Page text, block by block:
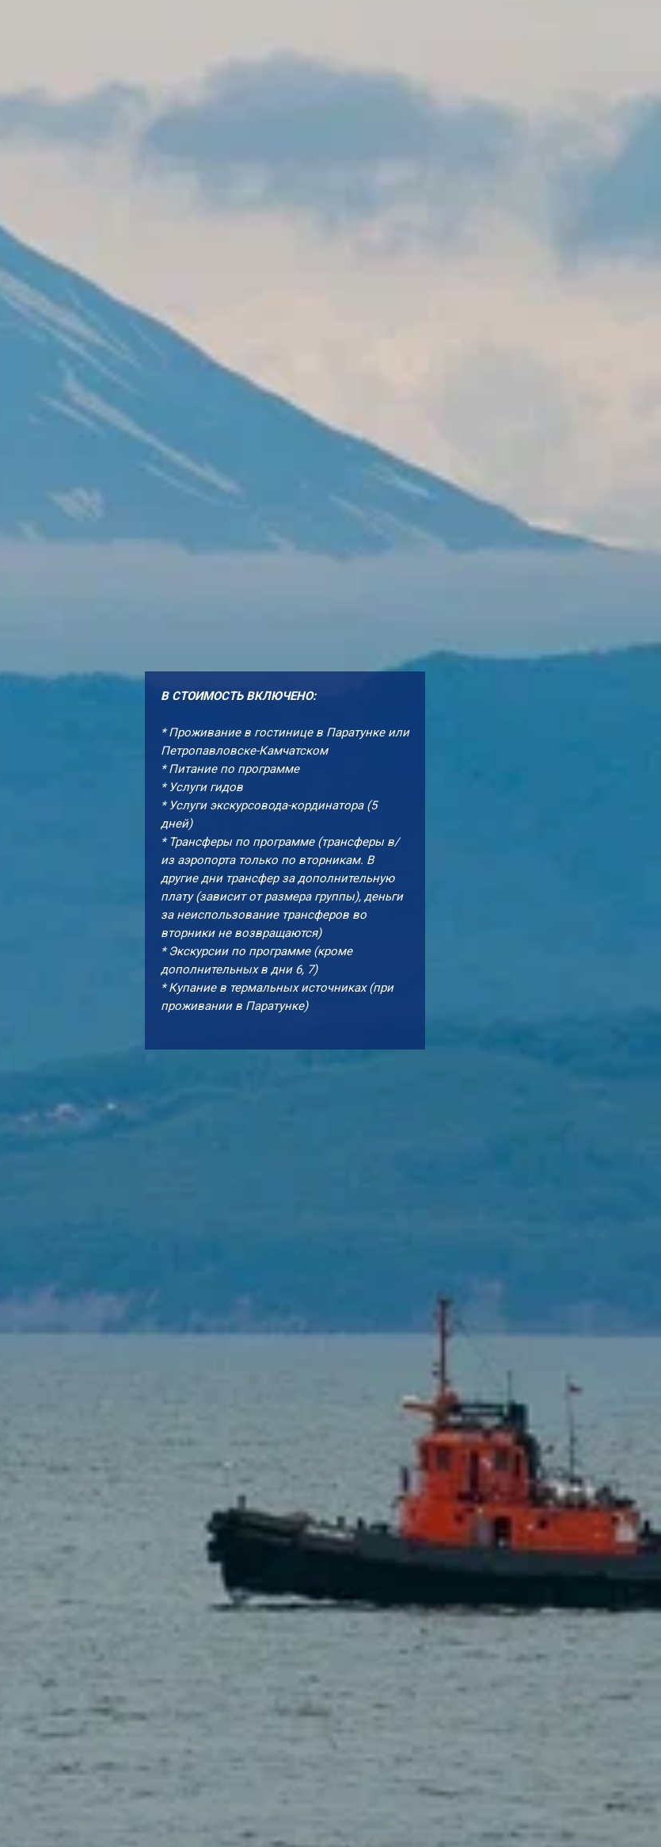
В СТОИМОСТЬ ВКЛЮЧЕНО:
* Проживание в гостинице в Паратунке или
Петропавловске-Камчатском
* Питание по программе
* Услуги гидов
* Услуги экскурсовода-кординатора (5
дней)
* Трансферы по программе (трансферы в/
из аэропорта только по вторникам. В
другие дни трансфер за дополнительную
плату (зависит от размера группы), деньги
за неиспользование трансферов во
вторники не возвращаются)
* Экскурсии по программе (кроме
дополнительных в дни 6, 7)
* Купание в термальных источниках (при
проживании в Паратунке)